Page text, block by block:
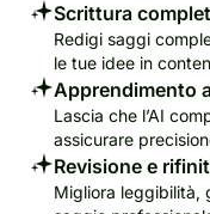
Scrittura
Redigi saggi
le tue idee in
Apprendimento
Lascia che l’AI
assicurare
Revisione e
Migliora leggibilità,